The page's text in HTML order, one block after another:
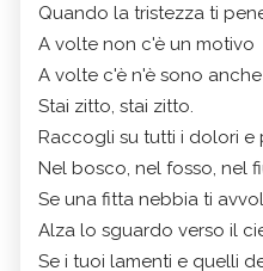
Quando la tristezza ti
A volte non c'è un motivo
A volte c'è n'è sono
Stai zitto, stai zitto.
Raccogli su tutti i dolori e
Nel bosco, nel fosso, nel
Se una fitta nebbia ti
Alza lo sguardo verso il
Se i tuoi lamenti e quelli